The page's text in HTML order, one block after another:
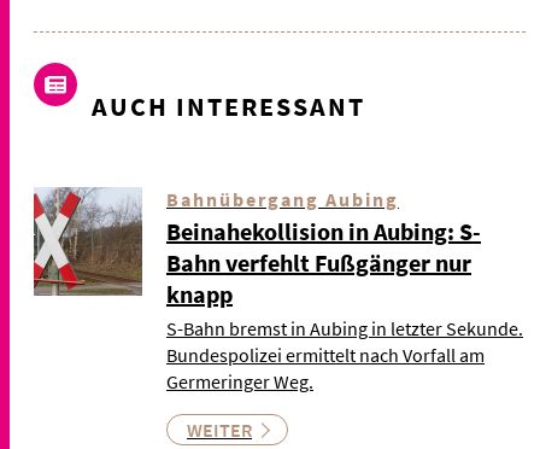
AUCH INTERESSANT
Bahnübergang Aubing
Beinahekollision in Aubing: S-
Bahn verfehlt Fußgänger nur
knapp
S-Bahn bremst in Aubing in letzter Sekunde.
Bundespolizei ermittelt nach Vorfall am
Germeringer Weg.
WEITER